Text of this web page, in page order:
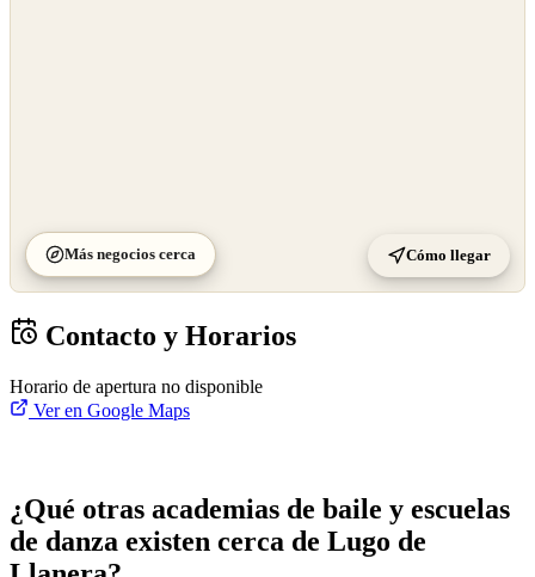
Más negocios cerca Cómo llegar
Contacto y Horarios
Horario de apertura no disponible
Ver en Google Maps
¿Qué otras academias de baile y escuelas
de danza existen cerca de Lugo de